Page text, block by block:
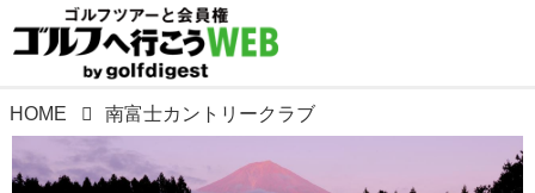
HOME 南富士カントリークラブ